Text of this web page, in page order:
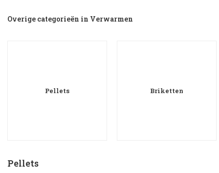
Overige categorieën in Verwarmen
Pellets Briketten
Pellets